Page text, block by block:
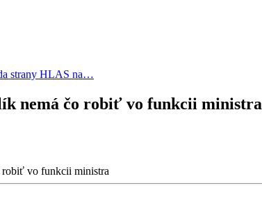
strany HLAS na…
nemá čo robiť vo funkcii ministra
robiť vo funkcii ministra